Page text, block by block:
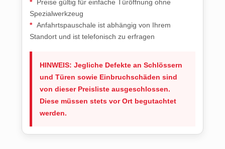
Preise gültig für einfache Türöffnung ohne
Spezialwerkzeug
Anfahrtspauschale ist abhängig von Ihrem
Standort und ist telefonisch zu erfragen
HINWEIS: Jegliche Defekte an Schlössern
und Türen sowie Einbruchschäden sind
von dieser Preisliste ausgeschlossen.
Diese müssen stets vor Ort begutachtet
werden.